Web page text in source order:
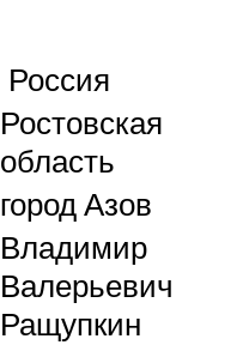
Россия
Ростовская
область
город Азов
Владимир
Валерьевич
Ращупкин